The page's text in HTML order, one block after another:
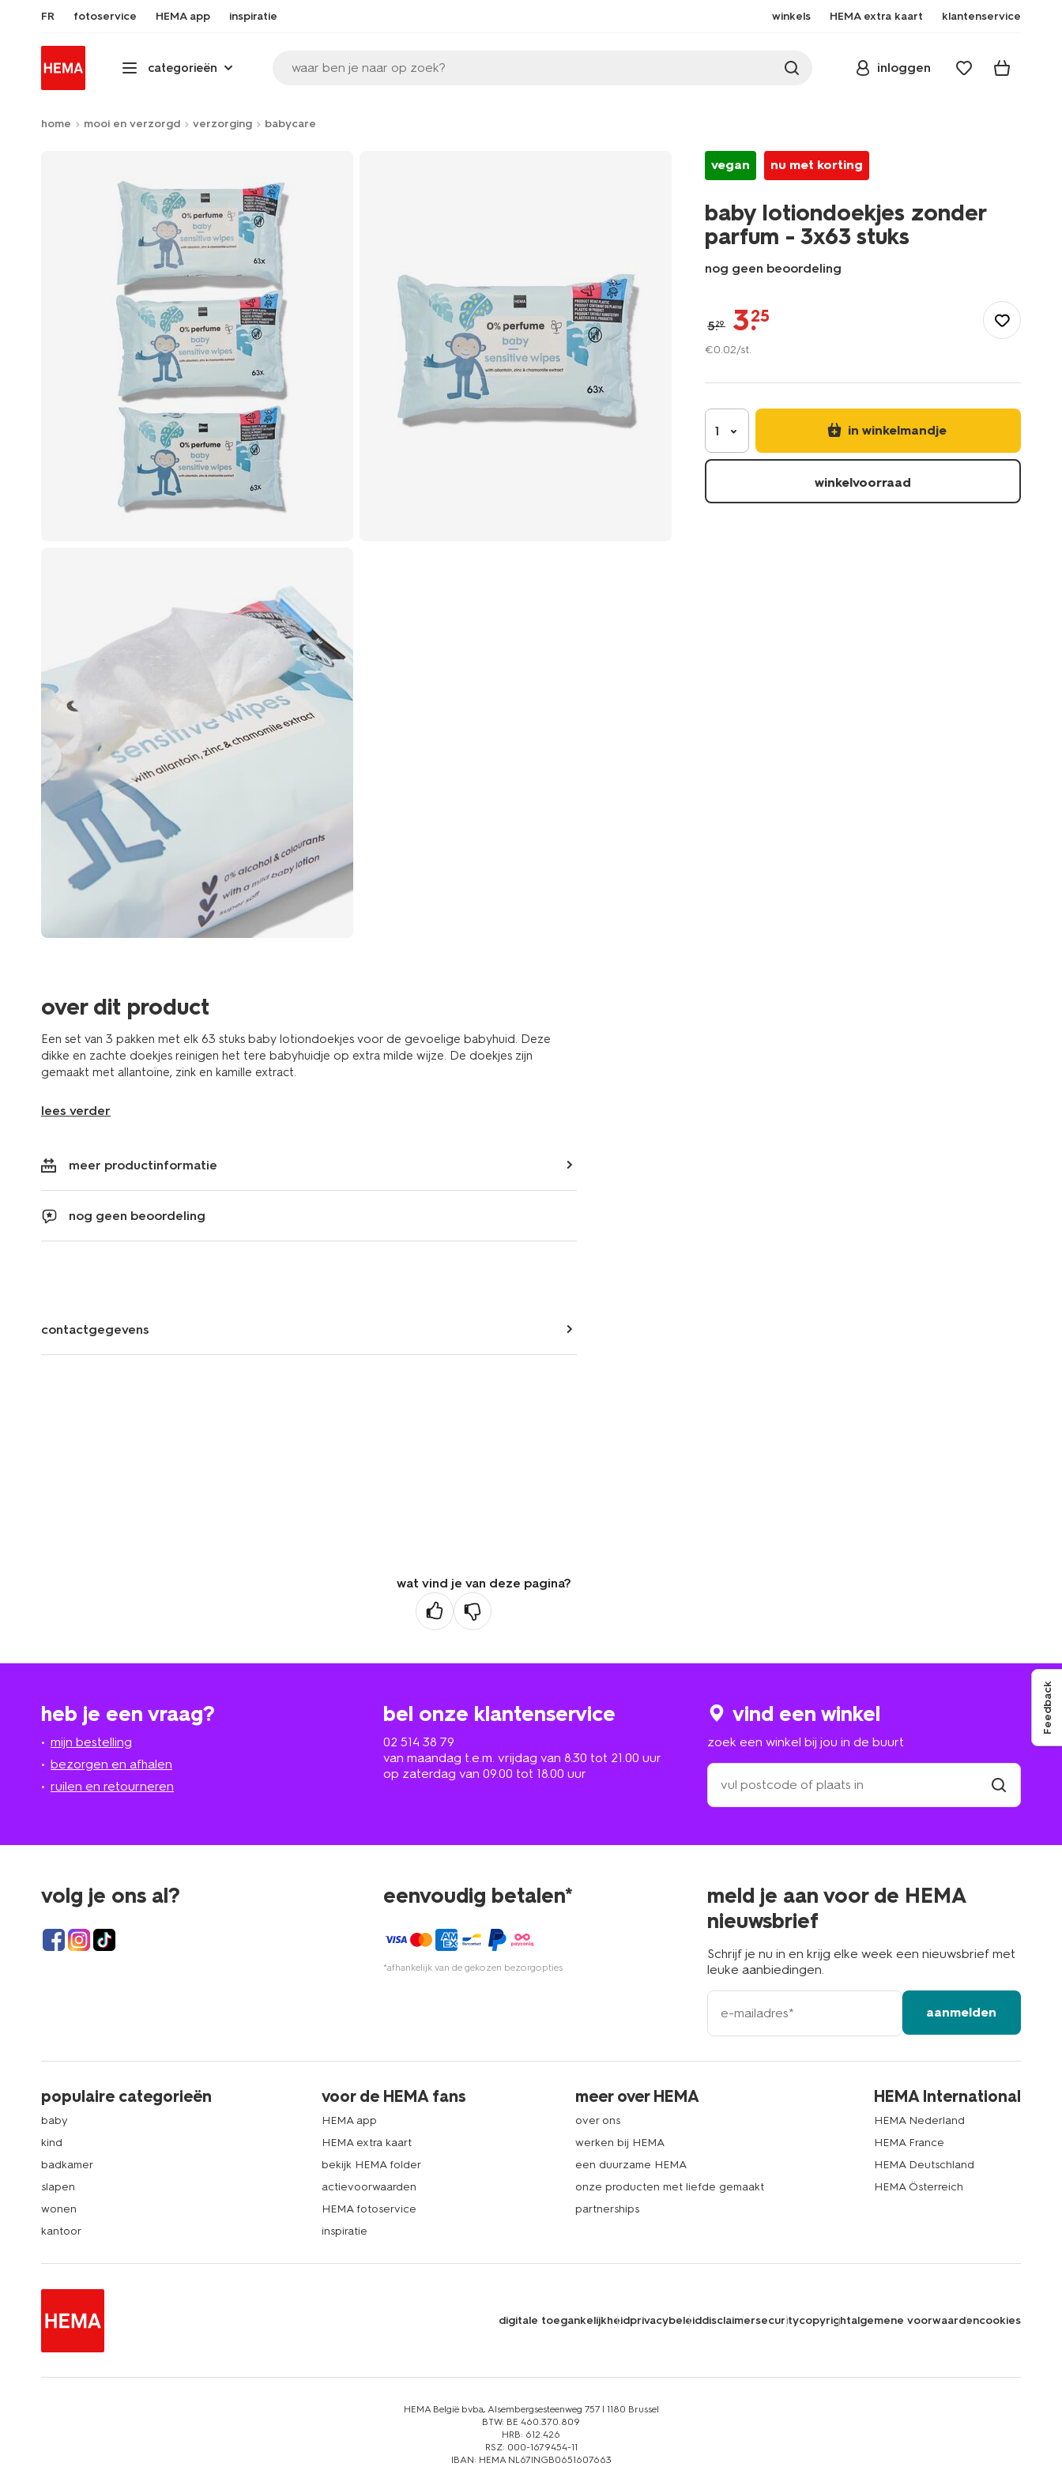
FR fotoservice HEMA app inspiratie winkels HEMA extra kaart klantenservice
categorieën waar ben je naar op zoek? inloggen
home mooi en verzorgd verzorging babycare
over dit product
Een set van 3 pakken met elk 63 stuks baby lotiondoekjes voor de gevoelige babyhuid. Deze
dikke en zachte doekjes reinigen het tere babyhuidje op extra milde wijze. De doekjes zijn
gemaakt met allantoïne, zink en kamille extract.
lees verder
meer productinformatie
nog geen beoordeling
contactgegevens
vegan nu met korting
baby lotiondoekjes zonder
parfum - 3x63 stuks
nog geen beoordeling
verzorgd/verzorging/babycare/baby-
zonder-
-3x63-
11335173.html
5.29 3.
25
€0.02/st.
1 in winkelmandje
winkelvoorraad
wat vind je van deze pagina?
heb je een vraag?
mijn bestelling
bezorgen en afhalen
ruilen en retourneren
bel onze klantenservice
02 514 38 79
van maandag t.e.m. vrijdag van 8.30 tot 21.00 uur
op zaterdag van 09.00 tot 18.00 uur
vind een winkel
zoek een winkel bij jou in de buurt
zoek
een
winkel
in
volg je ons al? eenvoudig betalen*
*afhankelijk van de gekozen bezorgopties
meld je aan voor de HEMA
nieuwsbrief
Schrijf je nu in en krijg elke week een nieuwsbrief met
leuke aanbiedingen.
e-
mailadres
aanmelden
populaire categorieën
baby
kind
badkamer
slapen
wonen
kantoor
voor de HEMA fans
HEMA app
HEMA extra kaart
bekijk HEMA folder
actievoorwaarden
HEMA fotoservice
inspiratie
meer over HEMA
over ons
werken bij HEMA
een duurzame HEMA
onze producten met liefde gemaakt
partnerships
HEMA International
HEMA Nederland
HEMA France
HEMA Deutschland
HEMA Österreich
digitale toegankelijkheidprivacybeleiddisclaimersecuritycopyrightalgemene voorwaardencookies
HEMA België bvba, Alsembergsesteenweg 757 | 1180 Brussel
BTW: BE 460.370.809
HRB: 612.426
RSZ: 000-1679454-11
IBAN: HEMA NL67INGB0651607663
Feedback